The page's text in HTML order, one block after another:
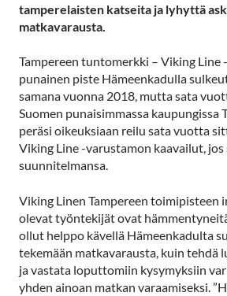
tamperelaisten katseita ja lyhyttä
matkavarausta.
Tampereen tuntomerkki – Viking Line
punainen piste Hämeenkadulla
samana vuonna 2018, mutta sata
Suomen punaisimmassa kaupungissa
peräsi oikeuksiaan reilu sata vuotta
Viking Line -varustamon kaavailut,
suunnitelmansa.
Viking Linen Tampereen toimipisteen
olevat työntekijät ovat
ollut helppo kävellä Hämeenkadulta
tekemään matkavarausta, kuin tehdä
ja vastata loputtomiin kysymyksiin
yhden ainoan matkan varaamiseksi.